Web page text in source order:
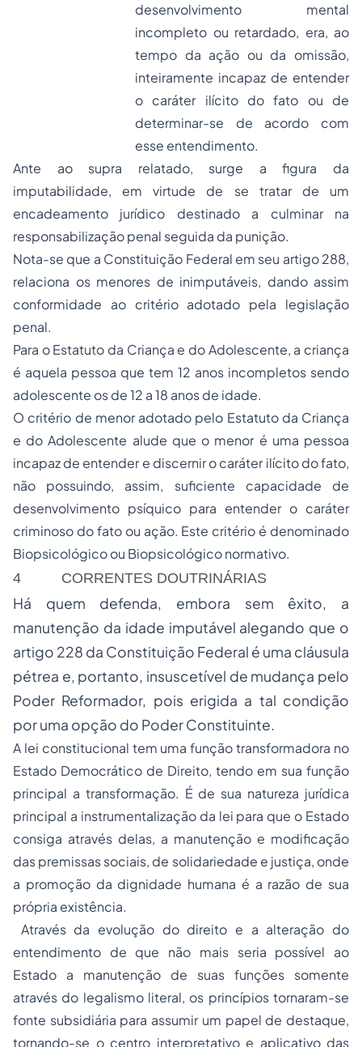
desenvolvimento mental
incompleto ou retardado, era, ao
tempo da ação ou da omissão,
inteiramente incapaz de entender
o caráter ilícito do fato ou de
determinar-se de acordo com
esse entendimento.
Ante ao supra relatado, surge a figura da
imputabilidade, em virtude de se tratar de um
encadeamento jurídico destinado a culminar na
responsabilização penal seguida da punição.
Nota-se que a Constituição Federal em seu artigo 288,
relaciona os menores de inimputáveis, dando assim
conformidade ao critério adotado pela legislação
penal.
Para o Estatuto da Criança e do Adolescente, a criança
é aquela pessoa que tem 12 anos incompletos sendo
adolescente os de 12 a 18 anos de idade.
O critério de menor adotado pelo Estatuto da Criança
e do Adolescente alude que o menor é uma pessoa
incapaz de entender e discernir o caráter ilícito do fato,
não possuindo, assim, suficiente capacidade de
desenvolvimento psíquico para entender o caráter
criminoso do fato ou ação. Este critério é denominado
Biopsicológico ou Biopsicológico normativo.
4 CORRENTES DOUTRINÁRIAS
Há quem defenda, embora sem êxito, a
manutenção da idade imputável alegando que o
artigo 228 da Constituição Federal é uma cláusula
pétrea e, portanto, insuscetível de mudança pelo
Poder Reformador, pois erigida a tal condição
por uma opção do Poder Constituinte.
A lei constitucional tem uma função transformadora no
Estado Democrático de Direito, tendo em sua função
principal a transformação. É de sua natureza jurídica
principal a instrumentalização da lei para que o Estado
consiga através delas, a manutenção e modificação
das premissas sociais, de solidariedade e justiça, onde
a promoção da dignidade humana é a razão de sua
própria existência.
Através da evolução do direito e a alteração do
entendimento de que não mais seria possível ao
Estado a manutenção de suas funções somente
através do legalismo literal, os princípios tornaram-se
fonte subsidiária para assumir um papel de destaque,
tornando-se o centro interpretativo e aplicativo das